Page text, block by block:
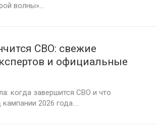
волны»...
СВО: свежие
и официальные
22 апреля 2026
когда завершится СВО и что
2026 года....